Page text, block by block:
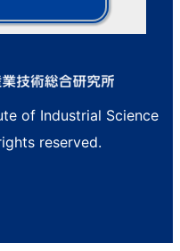
of Industrial Science
reserved.